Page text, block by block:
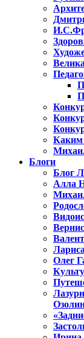
Каким
Блоги
Блог
Алла
Олег